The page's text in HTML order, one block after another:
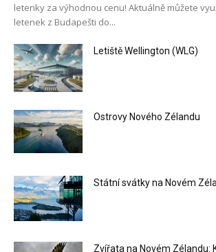
letenky za výhodnou cenu! Aktuálně můžete
letenek z Budapešti do...
Letiště Wellington (WLG)
Ostrovy Nového Zélandu
Státní svátky na Novém
Zvířata na Novém Zélandu: